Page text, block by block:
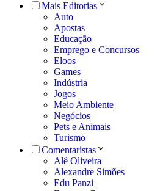
Mais Editorias
Auto
Apostas
Educação
Emprego e Concursos
Eloos
Games
Indústria
Jogos
Meio Ambiente
Negócios
Pets e Animais
Turismo
Comentaristas
Alê Oliveira
Alexandre Simões
Edu Panzi